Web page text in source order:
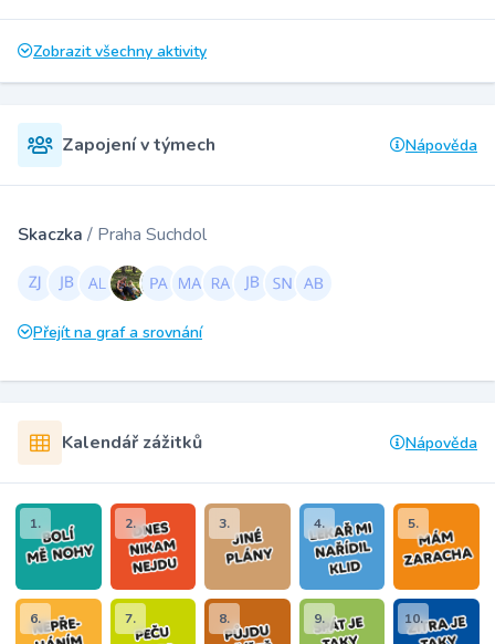
Zobrazit všechny aktivity
Zapojení v týmech Nápověda
Skaczka / Praha Suchdol
Přejít na graf a srovnání
Kalendář zážitků Nápověda
1. 2. 3. 4. 5.
6. 7. 8. 9. 10.